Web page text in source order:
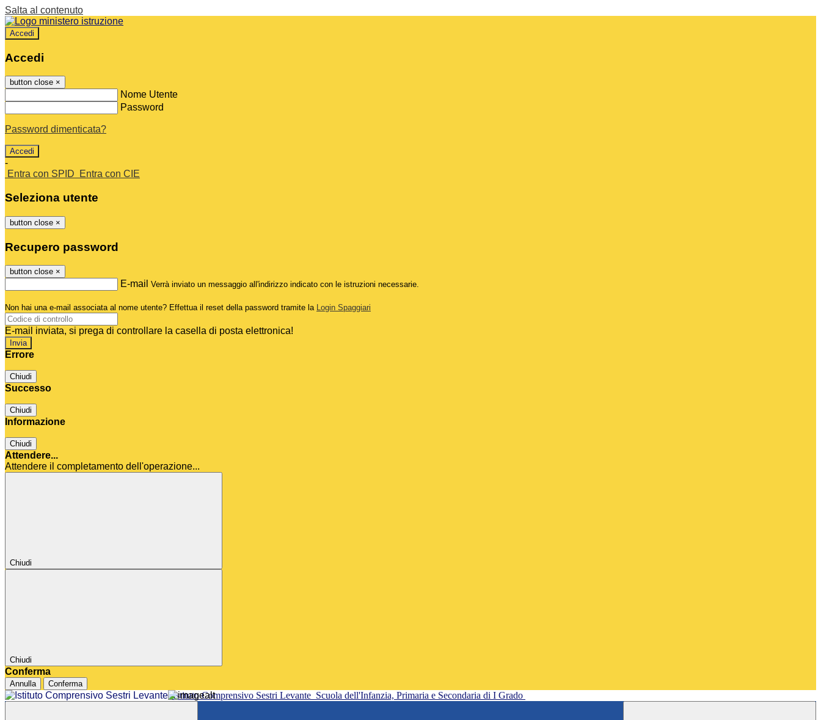
Salta al contenuto
Accedi
Accedi
button close ×
Nome Utente
Password
Password dimenticata?
-
Entra con SPID
Entra con CIE
Seleziona utente
button close ×
Recupero password
button close ×
E-mail Verrà inviato un messaggio all'indirizzo indicato con le istruzioni necessarie.
Non hai una e-mail associata al nome utente? Effettua il reset della password tramite la Login Spaggiari
E-mail inviata, si prega di controllare la casella di posta elettronica!
Errore
Chiudi
Successo
Chiudi
Informazione
Chiudi
Attendere...
Attendere il completamento dell'operazione...
Chiudi
Chiudi
Conferma
Annulla Conferma
Istituto Comprensivo Sestri Levante Scuola dell'Infanzia, Primaria e Secondaria di I Grado